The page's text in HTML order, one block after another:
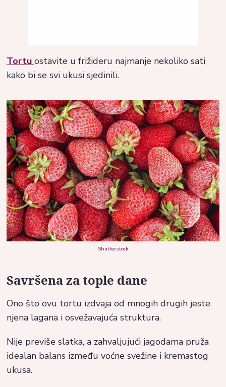
Tortu ostavite u frižideru najmanje nekoliko sati
kako bi se svi ukusi sjedinili.
Shutterstock
Savršena za tople dane
Ono što ovu tortu izdvaja od mnogih drugih jeste
njena lagana i osvežavajuća struktura.
Nije previše slatka, a zahvaljujući jagodama pruža
idealan balans između voćne svežine i kremastog
ukusa.